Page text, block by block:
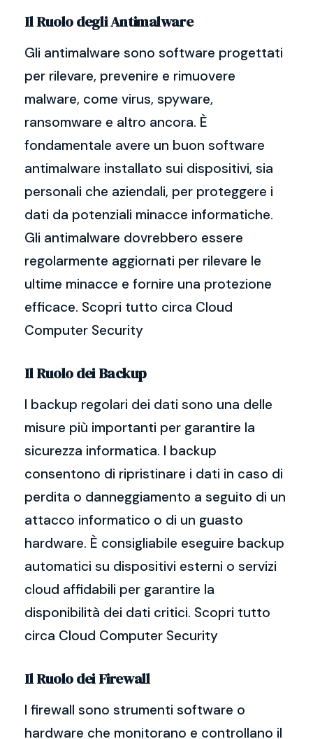
Il Ruolo degli Antimalware
Gli antimalware sono software progettati
per rilevare, prevenire e rimuovere
malware, come virus, spyware,
ransomware e altro ancora. È
fondamentale avere un buon software
antimalware installato sui dispositivi, sia
personali che aziendali, per proteggere i
dati da potenziali minacce informatiche.
Gli antimalware dovrebbero essere
regolarmente aggiornati per rilevare le
ultime minacce e fornire una protezione
efficace. Scopri tutto circa Cloud
Computer Security
Il Ruolo dei Backup
I backup regolari dei dati sono una delle
misure più importanti per garantire la
sicurezza informatica. I backup
consentono di ripristinare i dati in caso di
perdita o danneggiamento a seguito di un
attacco informatico o di un guasto
hardware. È consigliabile eseguire backup
automatici su dispositivi esterni o servizi
cloud affidabili per garantire la
disponibilità dei dati critici. Scopri tutto
circa Cloud Computer Security
Il Ruolo dei Firewall
I firewall sono strumenti software o
hardware che monitorano e controllano il